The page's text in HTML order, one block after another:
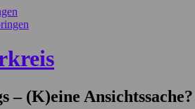
– (K)eine Ansichtssache?